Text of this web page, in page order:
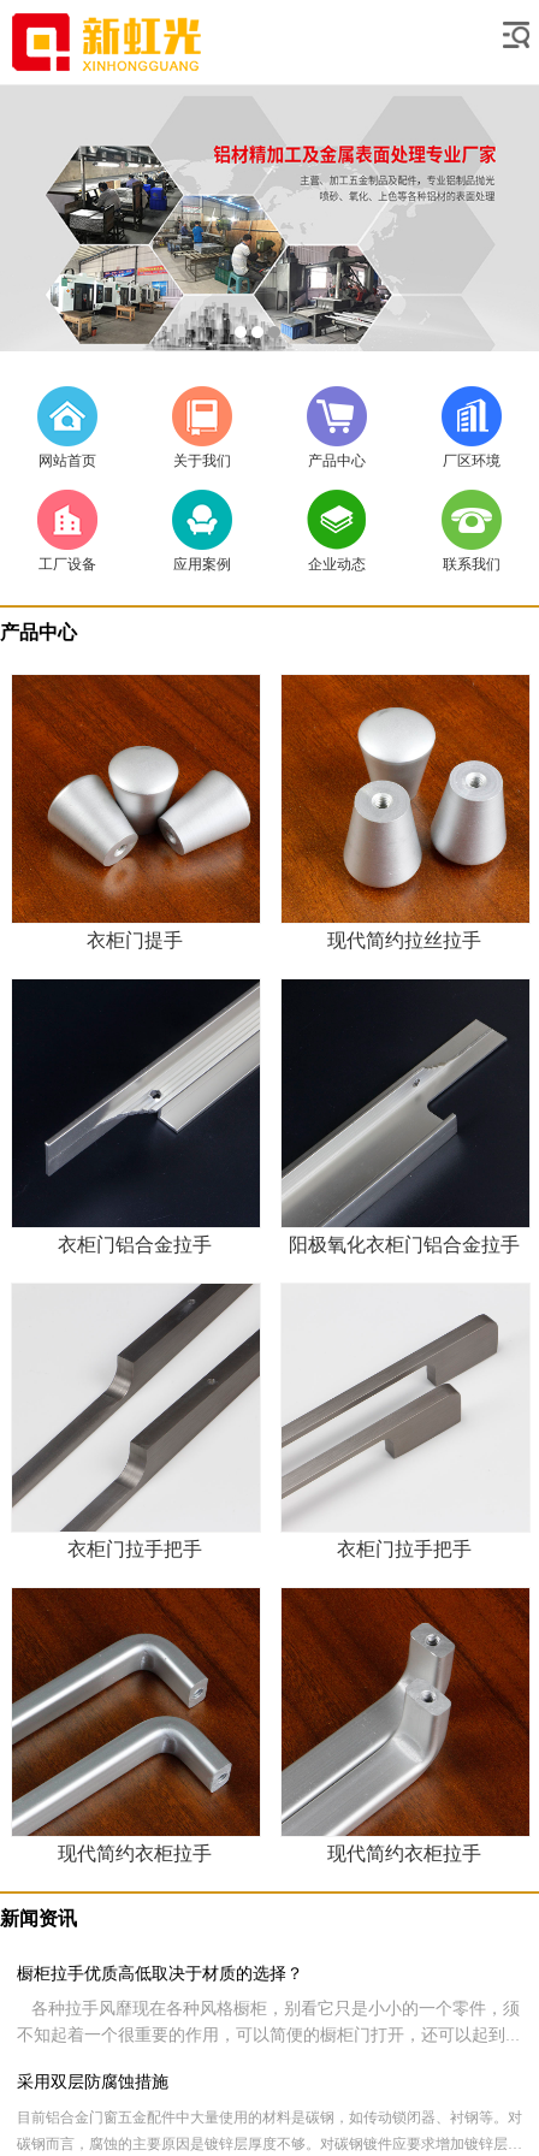
网站首页 关于我们 产品中心 厂区环境
工厂设备 应用案例 企业动态 联系我们
产品中心
衣柜门提手 现代简约拉丝拉手
衣柜门铝合金拉手 阳极氧化衣柜门铝合金拉手
衣柜门拉手把手 衣柜门拉手把手
现代简约衣柜拉手 现代简约衣柜拉手
新闻资讯
橱柜拉手优质高低取决于材质的选择？
各种拉手风靡现在各种风格橱柜，别看它只是小小的一个零件，须
不知起着一个很重要的作用，可以简便的橱柜门打开，还可以起到装
质，同样现在很多用户可能都不知道该如何挑选，其实呢，橱柜拉手
好不好全看材质的选择，下面就让新虹光来跟大家分享一下橱柜拉手
材质的选择。
采用双层防腐蚀措施
目前铝合金门窗五金配件中大量使用的材料是碳钢，如传动锁闭器、衬钢等。对
碳钢而言，腐蚀的主要原因是镀锌层厚度不够。对碳钢镀件应要求增加镀锌层厚